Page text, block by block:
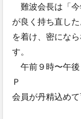
難波会長は「今
が良く持ち直し
を着け、密にな
す。
午前９時〜午後
Ｐ
会員が丹精込め